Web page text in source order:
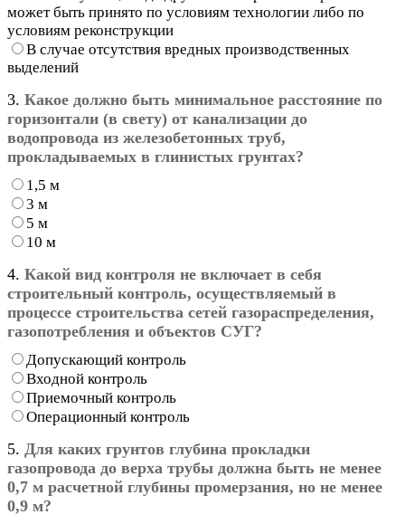
может быть принято по условиям технологии либо по
условиям реконструкции
В случае отсутствия вредных производственных
выделений
3. Какое должно быть минимальное расстояние по
горизонтали (в свету) от канализации до
водопровода из железобетонных труб,
прокладываемых в глинистых грунтах?
1,5 м
3 м
5 м
10 м
4. Какой вид контроля не включает в себя
строительный контроль, осуществляемый в
процессе строительства сетей газораспределения,
газопотребления и объектов СУГ?
Допускающий контроль
Входной контроль
Приемочный контроль
Операционный контроль
5. Для каких грунтов глубина прокладки
газопровода до верха трубы должна быть не менее
0,7 м расчетной глубины промерзания, но не менее
0,9 м?